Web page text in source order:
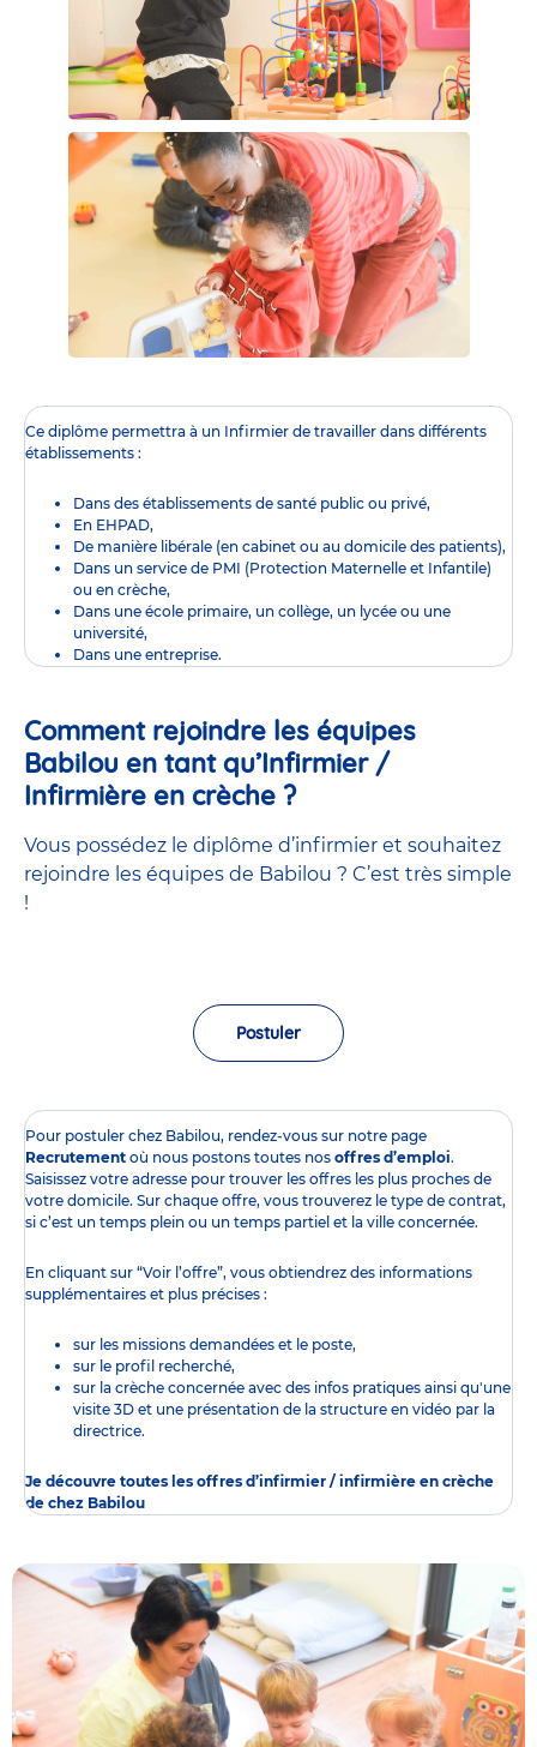
Ce diplôme permettra à un Infirmier de travailler dans différents
établissements :
Dans des établissements de santé public ou privé,
En EHPAD,
De manière libérale (en cabinet ou au domicile des patients),
Dans un service de PMI (Protection Maternelle et Infantile)
ou en crèche,
Dans une école primaire, un collège, un lycée ou une
université,
Dans une entreprise.
Comment rejoindre les équipes
Babilou en tant qu’Infirmier /
Infirmière en crèche ?
Vous possédez le diplôme d’infirmier et souhaitez
rejoindre les équipes de Babilou ? C’est très simple
!
Postuler
Pour postuler chez Babilou, rendez-vous sur notre page
Recrutement où nous postons toutes nos offres d’emploi.
Saisissez votre adresse pour trouver les offres les plus proches de
votre domicile. Sur chaque offre, vous trouverez le type de contrat,
si c’est un temps plein ou un temps partiel et la ville concernée.
En cliquant sur “Voir l’offre”, vous obtiendrez des informations
supplémentaires et plus précises :
sur les missions demandées et le poste,
sur le profil recherché,
sur la crèche concernée avec des infos pratiques ainsi qu'une
visite 3D et une présentation de la structure en vidéo par la
directrice.
Je découvre toutes les offres d’infirmier / infirmière en crèche
de chez Babilou